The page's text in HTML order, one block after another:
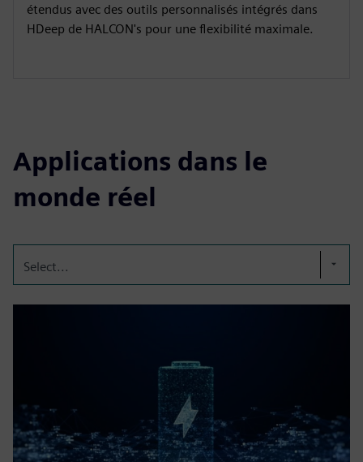
étendus avec des outils personnalisés intégrés dans
HDeep de HALCON's pour une flexibilité maximale.
Applications dans le
monde réel
Select...